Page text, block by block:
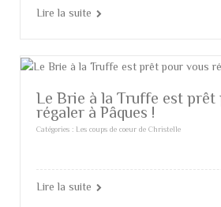
Lire la suite
Le Brie à la Truffe est prêt
régaler à Pâques !
Catégories : Les coups de coeur de Christelle
Lire la suite